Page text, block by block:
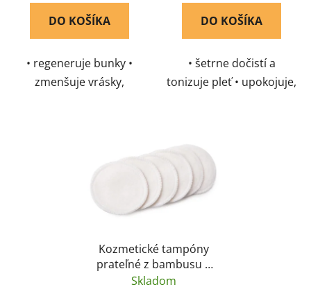
DO KOŠÍKA
• regeneruje bunky •
zmenšuje vrásky,
DO KOŠÍKA
• šetrne dočistí a
tonizuje pleť • upokojuje,
používanie
Kozmetické tampóny
prateľné z bambusu a
biobavlny 6 ks
Skladom